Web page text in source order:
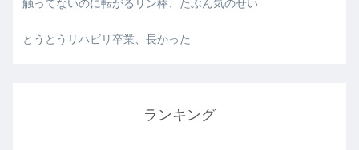
触ってないのに転がるリン棒、たぶん気のせい
とうとうリハビリ卒業、長かった
ランキング